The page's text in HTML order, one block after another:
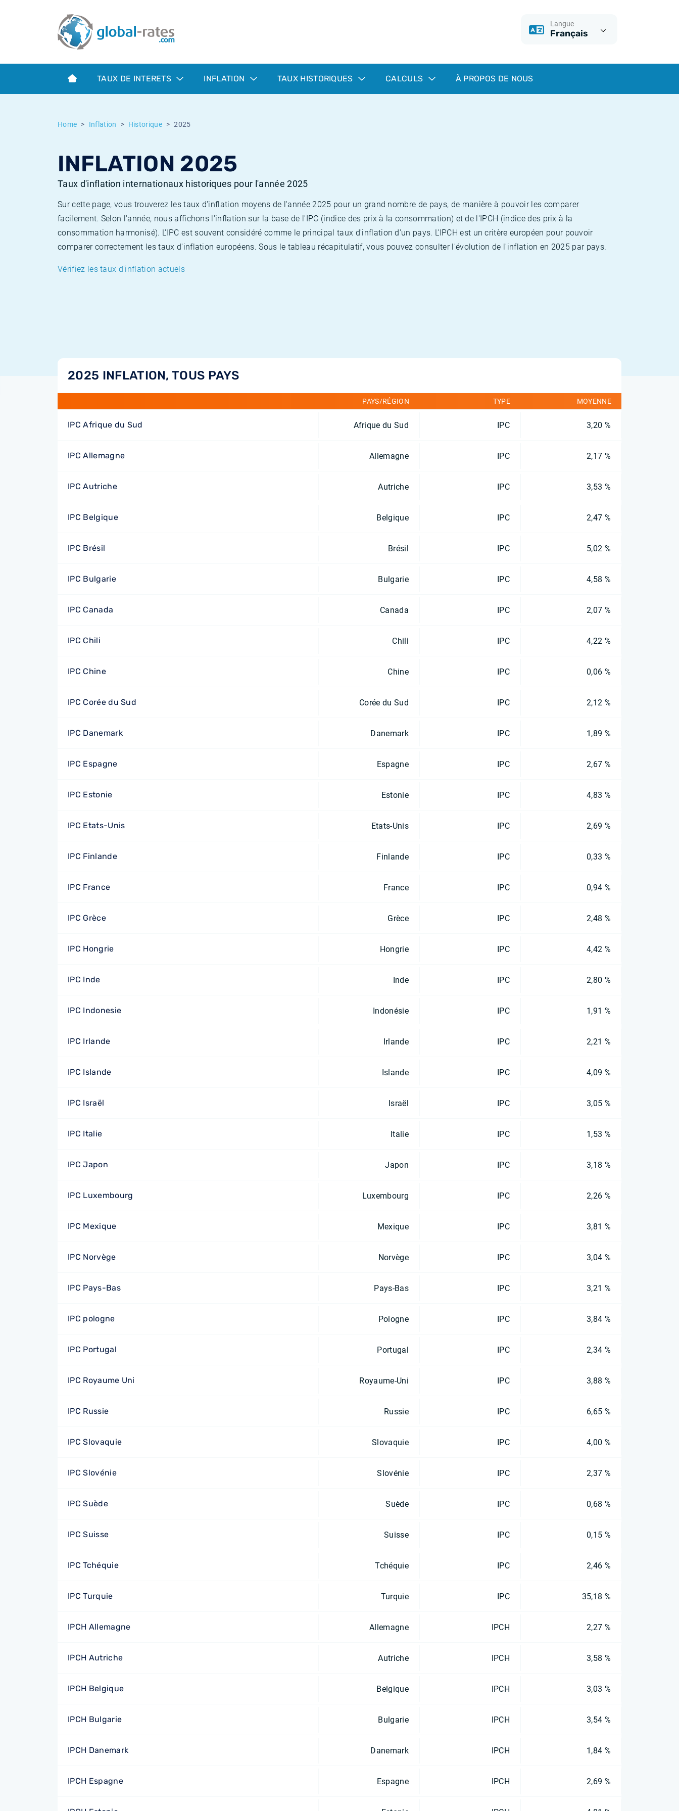
Langue
Français
TAUX DE INTERETS INFLATION TAUX HISTORIQUES CALCULS À PROPOS DE NOUS
Home Inflation Historique 2025
INFLATION 2025
Taux d'inflation internationaux historiques pour l'année 2025
Sur cette page, vous trouverez les taux d'inflation moyens de l'année 2025 pour un grand nombre de pays, de manière à pouvoir les comparer
facilement. Selon l'année, nous affichons l'inflation sur la base de l'IPC (indice des prix à la consommation) et de l'IPCH (indice des prix à la
consommation harmonisé). L'IPC est souvent considéré comme le principal taux d'inflation d'un pays. L'IPCH est un critère européen pour pouvoir
comparer correctement les taux d'inflation européens. Sous le tableau récapitulatif, vous pouvez consulter l'évolution de l'inflation en 2025 par pays.
Vérifiez les taux d'inflation actuels
2025 INFLATION, TOUS PAYS
PAYS/RÉGION TYPE MOYENNE
IPC Afrique du Sud Afrique du Sud IPC 3,20 %
IPC Allemagne Allemagne IPC 2,17 %
IPC Autriche Autriche IPC 3,53 %
IPC Belgique Belgique IPC 2,47 %
IPC Brésil Brésil IPC 5,02 %
IPC Bulgarie Bulgarie IPC 4,58 %
IPC Canada Canada IPC 2,07 %
IPC Chili Chili IPC 4,22 %
IPC Chine Chine IPC 0,06 %
IPC Corée du Sud Corée du Sud IPC 2,12 %
IPC Danemark Danemark IPC 1,89 %
IPC Espagne Espagne IPC 2,67 %
IPC Estonie Estonie IPC 4,83 %
IPC Etats-Unis Etats-Unis IPC 2,69 %
IPC Finlande Finlande IPC 0,33 %
IPC France France IPC 0,94 %
IPC Grèce Grèce IPC 2,48 %
IPC Hongrie Hongrie IPC 4,42 %
IPC Inde Inde IPC 2,80 %
IPC Indonesie Indonésie IPC 1,91 %
IPC Irlande Irlande IPC 2,21 %
IPC Islande Islande IPC 4,09 %
IPC Israël Israël IPC 3,05 %
IPC Italie Italie IPC 1,53 %
IPC Japon Japon IPC 3,18 %
IPC Luxembourg Luxembourg IPC 2,26 %
IPC Mexique Mexique IPC 3,81 %
IPC Norvège Norvège IPC 3,04 %
IPC Pays-Bas Pays-Bas IPC 3,21 %
IPC pologne Pologne IPC 3,84 %
IPC Portugal Portugal IPC 2,34 %
IPC Royaume Uni Royaume-Uni IPC 3,88 %
IPC Russie Russie IPC 6,65 %
IPC Slovaquie Slovaquie IPC 4,00 %
IPC Slovénie Slovénie IPC 2,37 %
IPC Suède Suède IPC 0,68 %
IPC Suisse Suisse IPC 0,15 %
IPC Tchéquie Tchéquie IPC 2,46 %
IPC Turquie Turquie IPC 35,18 %
IPCH Allemagne Allemagne IPCH 2,27 %
IPCH Autriche Autriche IPCH 3,58 %
IPCH Belgique Belgique IPCH 3,03 %
IPCH Bulgarie Bulgarie IPCH 3,54 %
IPCH Danemark Danemark IPCH 1,84 %
IPCH Espagne Espagne IPCH 2,69 %
Term SOFR
Qu'est-ce que l'inflation IPC?
Qu'est-ce que l'inflation IPCH?
Taux Euribor historiques
Taux ESTER historiques
Taux d'inflation historiques
Calculateur d’inflation